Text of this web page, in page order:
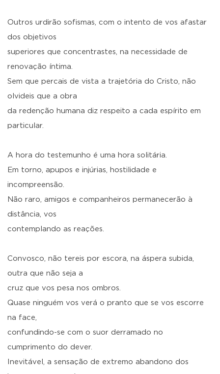
Outros urdirão sofismas, com o intento de vos afastar
dos objetivos
superiores que concentrastes, na necessidade de
renovação íntima.
Sem que percais de vista a trajetória do Cristo, não
olvideis que a obra
da redenção humana diz respeito a cada espírito em
particular.
A hora do testemunho é uma hora solitária.
Em torno, apupos e injúrias, hostilidade e
incompreensão.
Não raro, amigos e companheiros permanecerão à
distância, vos
contemplando as reações.
Convosco, não tereis por escora, na áspera subida,
outra que não seja a
cruz que vos pesa nos ombros.
Quase ninguém vos verá o pranto que se vos escorre
na face,
confundindo-se com o suor derramado no
cumprimento do dever.
Inevitável, a sensação de extremo abandono dos